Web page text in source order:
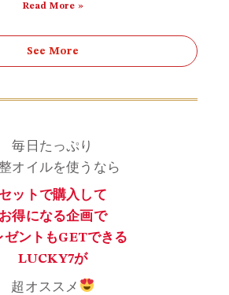
Read More »
See More
毎日たっぷり
オイルを使うなら
セットで購入して
お得になる企画で
ゼントもGETできる
LUCKY7が
超オススメ